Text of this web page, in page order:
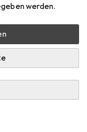
werden.
pro Stück